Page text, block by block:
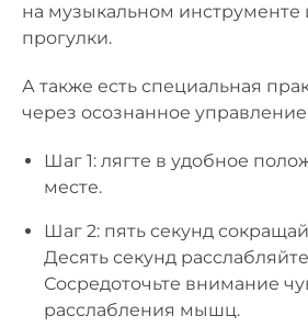
на музыкальном инструменте
прогулки.
А также есть специальная
через осознанное
Шаг 1: лягте в удобное
месте.
Шаг 2: пять секунд
Десять секунд
Сосредоточьте внимание
расслабления мышц.